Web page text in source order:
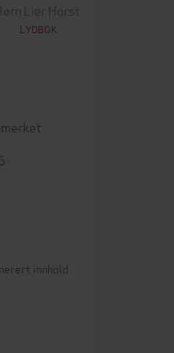
Jørn Lier Horst
LYDBOK
innhold